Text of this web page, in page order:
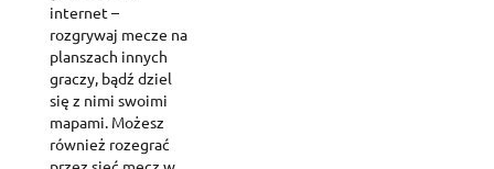
internet –
rozgrywaj mecze na
planszach innych
graczy, bądź dziel
się z nimi swoimi
mapami. Możesz
również rozegrać